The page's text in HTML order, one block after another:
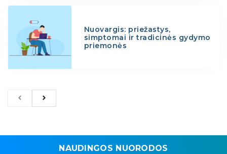
Nuovargis: priežastys,
simptomai ir tradicinės gydymo
priemonės
NAUDINGOS NUORODOS